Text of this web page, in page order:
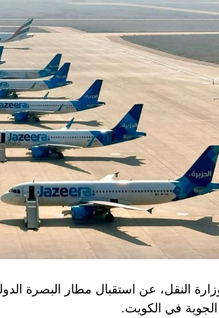
النقل، عن استقبال مطار البصرة
الجوية في الكويت.